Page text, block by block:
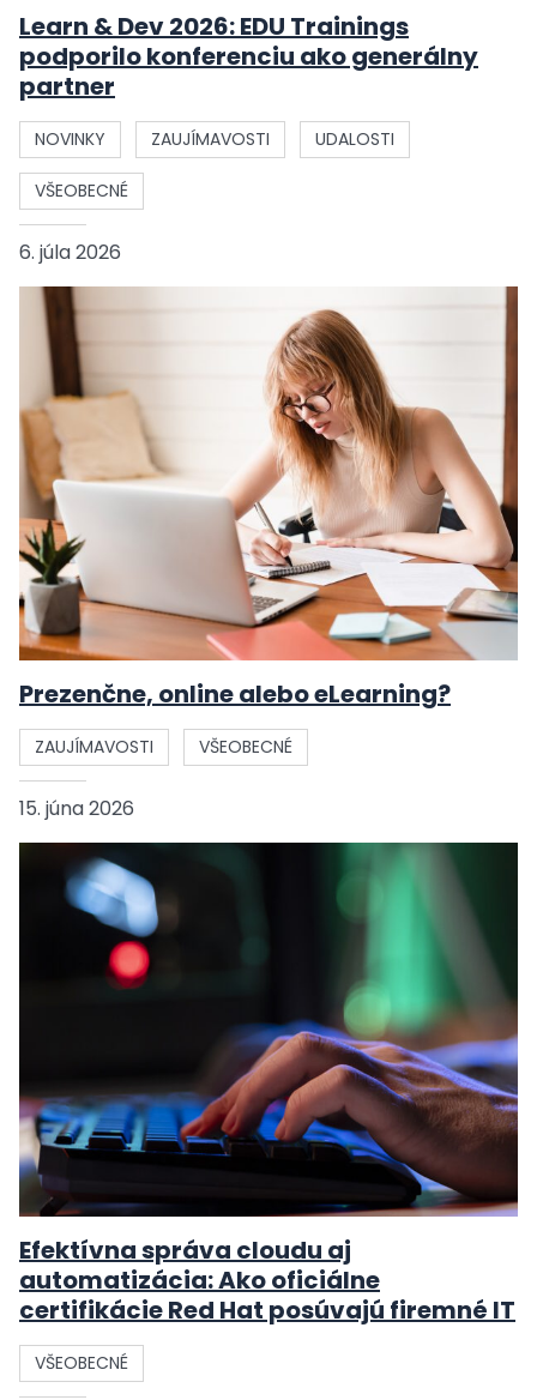
Learn & Dev 2026: EDU Trainings
podporilo konferenciu ako generálny
partner
NOVINKY ZAUJÍMAVOSTI UDALOSTI
VŠEOBECNÉ
6. júla 2026
Prezenčne, online alebo eLearning?
ZAUJÍMAVOSTI VŠEOBECNÉ
15. júna 2026
Efektívna správa cloudu aj
automatizácia: Ako oficiálne
certifikácie Red Hat posúvajú firemné IT
VŠEOBECNÉ